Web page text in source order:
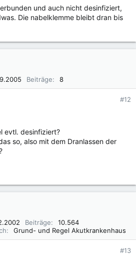
und auch nicht desinfiziert,
Die nabelklemme bleibt dran bis
Beiträge 8
#12
evtl. desinfiziert?
so, also mit dem Dranlassen der
Beiträge
10.564
Grund- und Regel Akutkrankenhaus
#13